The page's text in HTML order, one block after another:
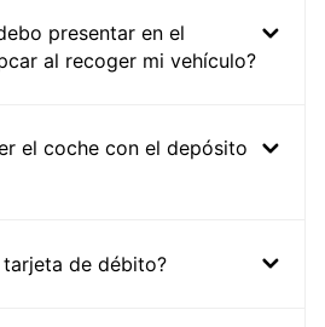
presentar en el
al recoger mi vehículo?
el coche con el depósito
de débito?